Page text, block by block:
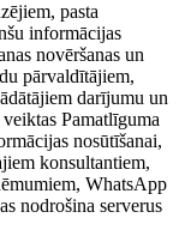
pasta
informācijas
novēršanas un
pārvaldītājiem,
darījumu un
Pamatlīguma
nosūtīšanai,
konsultantiem,
WhatsApp
nodrošina serverus